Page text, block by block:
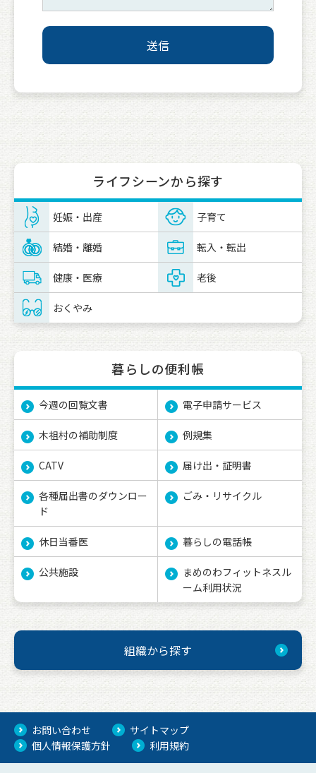
ライフシーンから探す
妊娠・出産 子育て
結婚・離婚 転入・転出
健康・医療 老後
おくやみ
暮らしの便利帳
今週の回覧文書 電子申請サービス
木祖村の補助制度 例規集
CATV 届け出・証明書
各種届出書のダウンロー
ド
ごみ・リサイクル
休日当番医 暮らしの電話帳
公共施設
まめのわフィットネスル
ーム利用状況
組織から探す
お問い合わせ
サイトマップ
個人情報保護方針
利用規約